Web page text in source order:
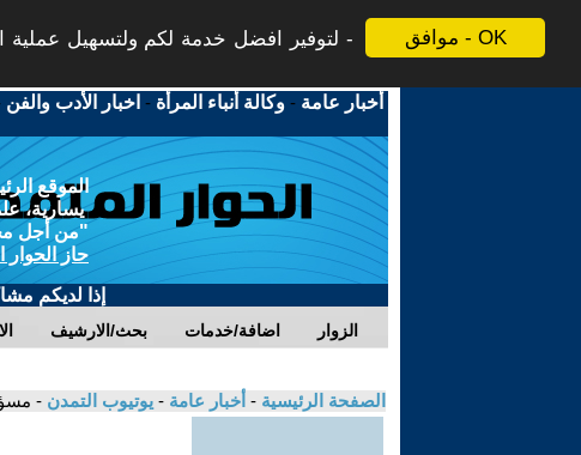
موافق - OK
لتوفير افضل خدمة لكم ولتسهيل عملية
أخبار عامة -وكالة أنباء المرأة - اخبار الأدب والفن
الموقع
يسارية،
"من أجل
حاز الحوار
إذا لديكم
بحث/الارشيف اضافة/خدمات الزوار
الصفحة الرئيسية - أخبار عامة - يوتيوب التمدن -